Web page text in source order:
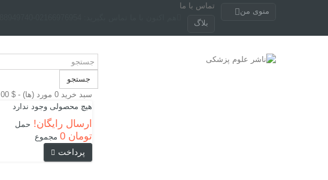
منوی من
تماس با ما
بلاگ
جستجو
سبد خرید 0 مورد (ها) - $ 0.00
هیچ محصولی وجود ندارد
ارسال رایگان! حمل
تومان 0 مجموع
پرداخت